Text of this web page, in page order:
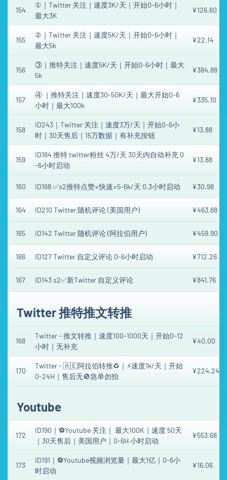
154
①｜Twitter 关注｜速度3K/天｜开始0-6小时｜
最大3K
¥126.60
155
②｜Twitter 关注｜速度5K/天｜开始0-6小时｜
最大5k
¥22.14
156
③｜推特关注｜速度5K/天｜开始0-6小时｜最大
5k
¥384.88
157
④ ｜推特关注｜速度30-50K/天｜最大开始0-6
小时｜最大100k
¥335.10
158
ID243｜Twitter 关注｜速度3万/天｜开始0-6小
时｜30天售后｜15万数据｜有补充按钮
¥13.88
159
ID164 推特 twitter粉丝 4万/天 30天内自动补充 0
-6小时启动
¥13.88
160 ID168 ✅s2推特点赞»快速»5-6k/天 0.3小时启动 ¥30.98
164 ID210 Twitter 随机评论 (美国用户) ¥463.88
165 ID142 Twitter 随机评论 (阿拉伯用户) ¥459.90
166 ID127 Twitter 自定义评论 0-6小时启动 ¥712.26
167 ID143 s2✅新Twitter 自定义评论 ¥841.76
Twitter 推特推文转推
168
Twitter - 推文转推｜速度100-1000天｜开始0-12
小时｜无补充
¥40.00
170
Twitter - 🇦🇪阿拉伯转推♻️｜⚡️速度1k/天｜开始
0-24H｜售后无🚫急单勿拍
¥224.24
Youtube
172
ID190｜⚽️Youtube 关注｜ 最大100K｜速度 50天
｜30天售后｜美国用户｜0-6H 小时启动
¥553.68
173
ID191｜⚽️Youtube视频浏览量｜最大1亿｜0-6小
时启动
¥16.06